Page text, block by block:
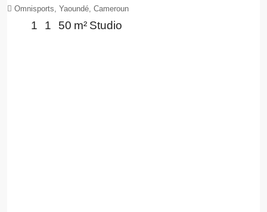
Omnisports, Yaoundé, Cameroun
1 1 50 m² Studio